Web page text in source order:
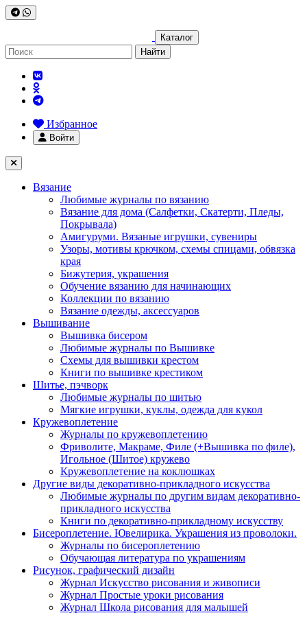
Каталог
Найти
Избранное
Войти
Вязание
Любимые журналы по вязанию
Вязание для дома (Салфетки, Скатерти, Пледы,
Покрывала)
Амигуруми. Вязаные игрушки, сувениры
Узоры, мотивы крючком, схемы спицами, обвязка
края
Бижутерия, украшения
Обучение вязанию для начинающих
Коллекции по вязанию
Вязание одежды, аксессуаров
Вышивание
Вышивка бисером
Любимые журналы по Вышивке
Схемы для вышивки крестом
Книги по вышивке крестиком
Шитье, пэчворк
Любимые журналы по шитью
Мягкие игрушки, куклы, одежда для кукол
Кружевоплетение
Журналы по кружевоплетению
Фриволите, Макраме, Филе (+Вышивка по филе),
Игольное (Шитое) кружево
Кружевоплетение на коклюшках
Другие виды декоративно-прикладного искусства
Любимые журналы по другим видам декоративно-
прикладного искусства
Книги по декоративно-прикладному искусству
Бисероплетение. Ювелирика. Украшения из проволоки.
Журналы по бисероплетению
Обучающая литература по украшениям
Рисунок, графический дизайн
Журнал Искусство рисования и живописи
Журнал Простые уроки рисования
Журнал Школа рисования для малышей